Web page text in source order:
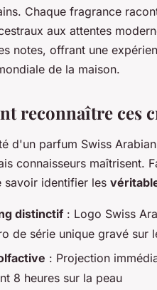
Chaque fragrance
aux attentes
notes, offrant une
de la maison.
reconnaître ces
d'un parfum Swiss
connaisseurs maîtrisent.
savoir identifier les
distinctif : Logo Swiss
de série unique gravé sur
: Projection
8 heures sur la peau